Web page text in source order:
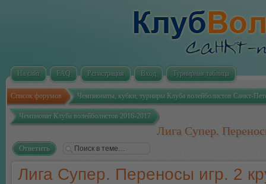
На сайт FAQ Регистрация Вход Турнирная таблица
Список форумов Чемпионаты, кубки, турниры Клуба волейболистов Санкт-
Чемпионат Клуба волейболистов 2016-2017
Лига Супер.
Ответить
Лига Супер. Переносы игр. 2